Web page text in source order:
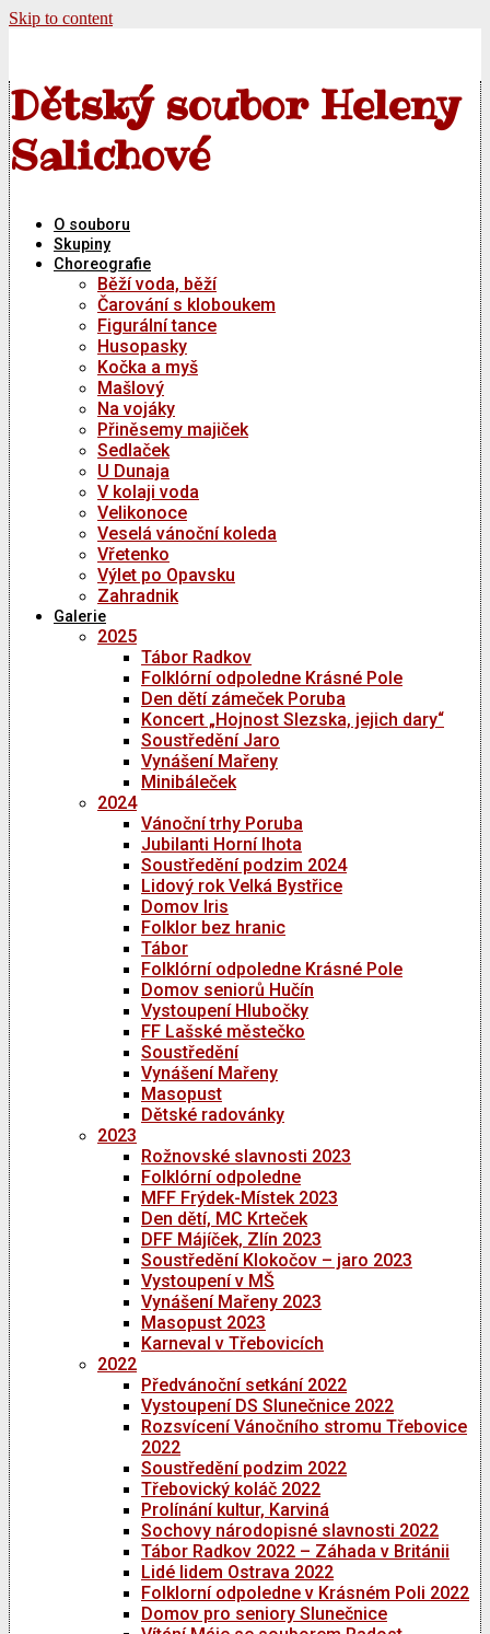
Skip to content
Dětský soubor Heleny
Salichové
O souboru
Skupiny
Choreografie
Běží voda, běží
Čarování s kloboukem
Figurální tance
Husopasky
Kočka a myš
Mašlový
Na vojáky
Přiněsemy majiček
Sedlaček
U Dunaja
V kolaji voda
Velikonoce
Veselá vánoční koleda
Vřetenko
Výlet po Opavsku
Zahradnik
Galerie
2025
Tábor Radkov
Folklórní odpoledne Krásné Pole
Den dětí zámeček Poruba
Koncert „Hojnost Slezska, jejich dary“
Soustředění Jaro
Vynášení Mařeny
Minibáleček
2024
Vánoční trhy Poruba
Jubilanti Horní lhota
Soustředění podzim 2024
Lidový rok Velká Bystřice
Domov Iris
Folklor bez hranic
Tábor
Folklórní odpoledne Krásné Pole
Domov seniorů Hučín
Vystoupení Hlubočky
FF Lašské městečko
Soustředění
Vynášení Mařeny
Masopust
Dětské radovánky
2023
Rožnovské slavnosti 2023
Folklórní odpoledne
MFF Frýdek-Místek 2023
Den dětí, MC Krteček
DFF Májíček, Zlín 2023
Soustředění Klokočov – jaro 2023
Vystoupení v MŠ
Vynášení Mařeny 2023
Masopust 2023
Karneval v Třebovicích
2022
Předvánoční setkání 2022
Vystoupení DS Slunečnice 2022
Rozsvícení Vánočního stromu Třebovice
2022
Soustředění podzim 2022
Třebovický koláč 2022
Prolínání kultur, Karviná
Sochovy národopisné slavnosti 2022
Tábor Radkov 2022 – Záhada v Británii
Lidé lidem Ostrava 2022
Folklorní odpoledne v Krásném Poli 2022
Domov pro seniory Slunečnice